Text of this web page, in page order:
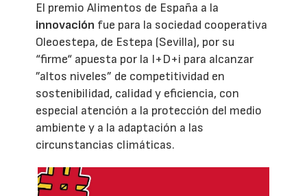
El premio Alimentos de España a la
innovación fue para la sociedad cooperativa
Oleoestepa, de Estepa (Sevilla), por su
“firme“ apuesta por la I+D+i para alcanzar
”altos niveles” de competitividad en
sostenibilidad, calidad y eficiencia, con
especial atención a la protección del medio
ambiente y a la adaptación a las
circunstancias climáticas.